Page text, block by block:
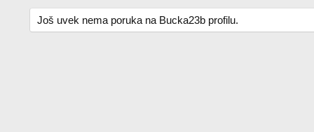
Još uvek nema poruka na Bucka23b profilu.